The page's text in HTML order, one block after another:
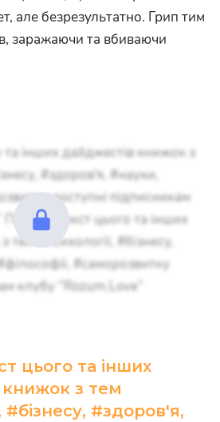
але безрезультатно. Грип тим
заражаючи та вбиваючи
та інших дайджестів книжок з
#здоров'я, #науки,
доступні підписникам
Повний текст цього та інших
#психології, #бізнесу,
#саморозвитку
клубу “Rozum.Love”
цього та інших
з тем
#бізнесу, #здоров'я,